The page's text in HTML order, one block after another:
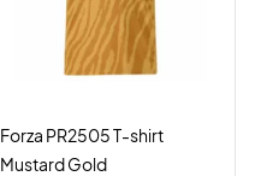
Forza PR2505 T-shirt
Mustard Gold